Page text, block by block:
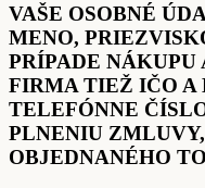
VAŠE OSOBNÉ
MENO,
PRÍPADE
FIRMA TIEŽ IČO A
TELEFÓNNE
PLNENIU
OBJEDNANÉHO